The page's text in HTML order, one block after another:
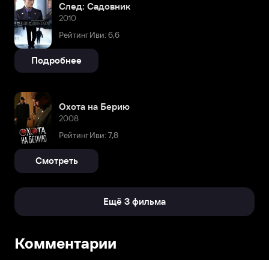
След: Садовник
2010
Рейтинг Иви: 6,6
Подробнее
Охота на Берию
2008
Рейтинг Иви: 7,8
Смотреть
Ещё 3 фильма
Родился
Комментарии